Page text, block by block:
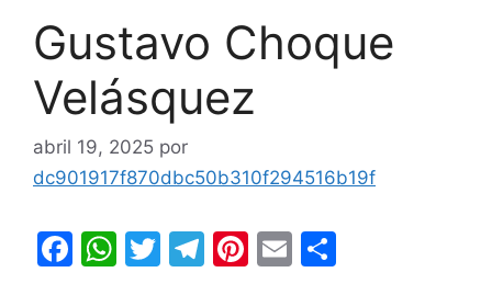
Gustavo Choque
Velásquez
abril 19, 2025 por
dc901917f870dbc50b310f294516b19f
F
W T
T
Pi E